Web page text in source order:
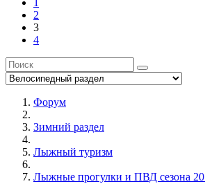
1
2
3
4
Форум
Зимний раздел
Лыжный туризм
Лыжные прогулки и ПВД сезона